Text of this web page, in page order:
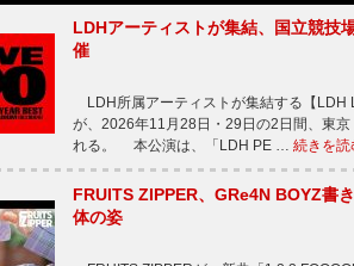
LDHアーティストが集結、国立競技
催
LDH所属アーティストが集結する【LDH
が、2026年11月28日・29日の2日間、東
れる。 本公演は、「LDH PE … 続きを読
FRUITS ZIPPER、GRe4N BOYZ書
体の姿